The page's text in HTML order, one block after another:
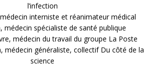
l’infection
interniste et réanimateur médical
médecin spécialiste de santé publique
médecin du travail du groupe La Poste
médecin généraliste, collectif Du côté de la
science